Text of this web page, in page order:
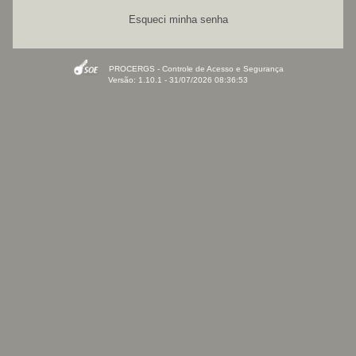
Esqueci minha senha
PROCERGS - Controle de Acesso e Segurança
Versão: 1.10.1 - 31/07/2026 08:36:53